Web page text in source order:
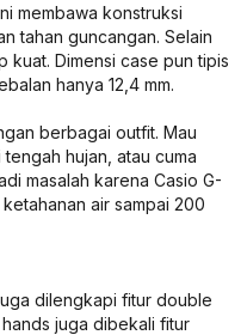
membawa konstruksi
tahan guncangan. Selain
kuat. Dimensi case pun tipis
hanya 12,4 mm.
berbagai outfit. Mau
hujan, atau cuma
masalah karena Casio G-
air sampai 200
dilengkapi fitur double
hands juga dibekali fitur